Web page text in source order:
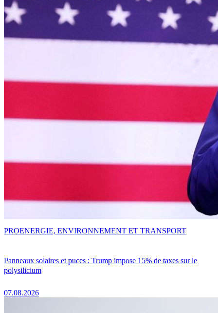
Panneaux solaires et puces : Trump impose 15% de taxes sur le
polysilicium
07.08.2026
PROENERGIE, ENVIRONNEMENT ET TRANSPORT